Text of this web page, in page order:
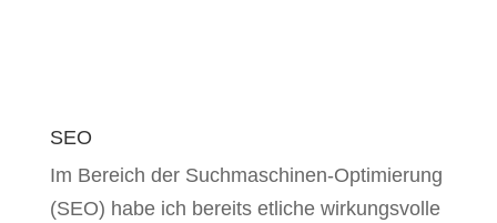
SEO
Im Bereich der Suchmaschinen-Optimierung
(SEO) habe ich bereits etliche wirkungsvolle